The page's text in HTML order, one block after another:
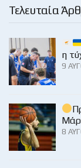
Τελευταία
η
9
8